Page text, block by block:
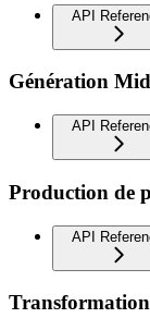
API
Génération
API
Production de
API